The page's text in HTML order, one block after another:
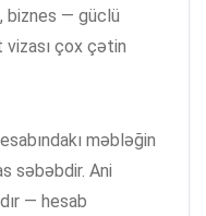
biznes — güclü
vizası çox çətin
məbləğin
səbəbdir. Ani
— hesab